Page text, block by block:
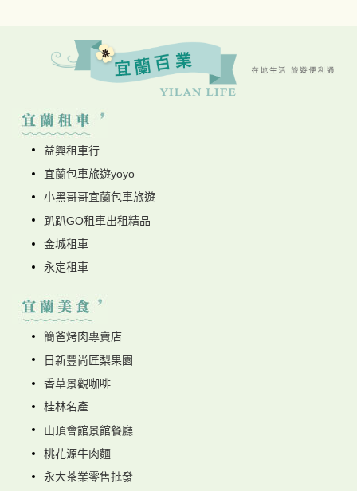
益興租車行
宜蘭包車旅遊yoyo
小黑哥哥宜蘭包車旅遊
趴趴GO租車出租精品
金城租車
永定租車
簡爸烤肉專賣店
日新豐尚匠梨果園
香草景觀咖啡
桂林名產
山頂會館景館餐廳
桃花源牛肉麵
永大茶業零售批發